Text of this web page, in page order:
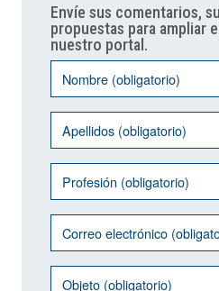
Envíe sus comentarios,
propuestas para ampliar
nuestro portal.